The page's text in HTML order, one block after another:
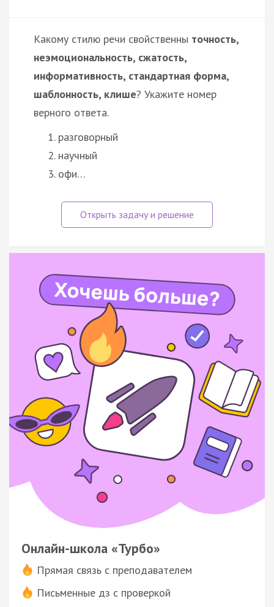
Какому стилю речи свойственны точность,
неэмоциональность, сжатость,
информативность, стандартная форма,
шаблонность, клише? Укажите номер
верного ответа.
разговорный
научный
офи…
Онлайн-школа «Турбо»
Прямая связь с преподавателем
Письменные дз с проверкой